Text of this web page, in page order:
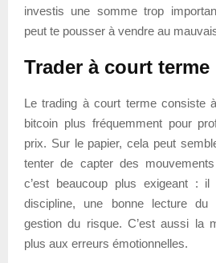
investis une somme trop
peut te pousser à vendre au
Trader à court terme
Le trading à court terme consiste
bitcoin plus fréquemment pour
prix. Sur le papier, cela peut
tenter de capter des
c’est beaucoup plus exigeant :
discipline, une bonne lecture
gestion du risque. C’est aussi la
plus aux erreurs émotionnelles.